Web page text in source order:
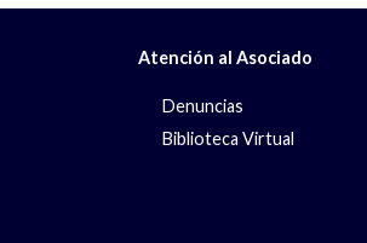
Atención al Asociado
Denuncias
Biblioteca Virtual